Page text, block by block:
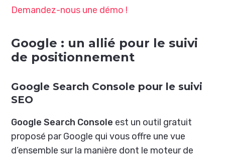
Demandez-nous une démo !
Google : un allié pour le suivi
de positionnement
Google Search Console pour le suivi
SEO
Google Search Console est un outil gratuit
proposé par Google qui vous offre une vue
d’ensemble sur la manière dont le moteur de